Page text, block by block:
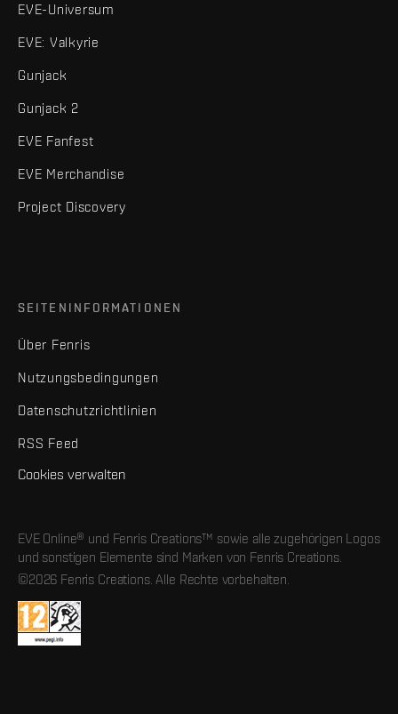
EVE-Universum
EVE: Valkyrie
Gunjack
Gunjack 2
EVE Fanfest
EVE Merchandise
Project Discovery
SEITENINFORMATIONEN
Über Fenris
Nutzungsbedingungen
Datenschutzrichtlinien
RSS Feed
Cookies verwalten
EVE Online® und Fenris Creations™ sowie alle zugehörigen Logos
und sonstigen Elemente sind Marken von Fenris Creations.
©2026 Fenris Creations. Alle Rechte vorbehalten.